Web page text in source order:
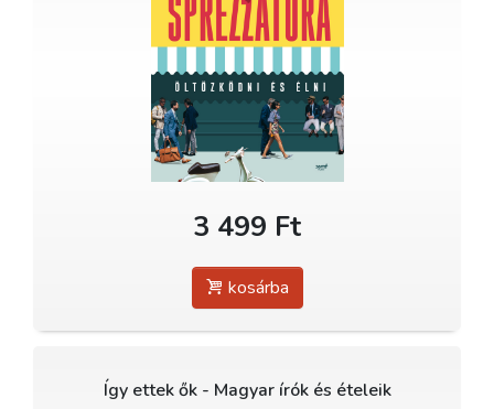
3 499 Ft
kosárba
Így ettek ők - Magyar írók és ételeik